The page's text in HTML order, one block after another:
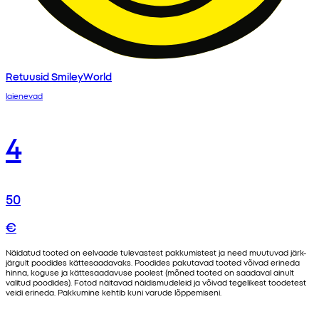
Retuusid SmileyWorld
laienevad
4
50
€
Näidatud tooted on eelvaade tulevastest pakkumistest ja need muutuvad järk-
järgult poodides kättesaadavaks. Poodides pakutavad tooted võivad erineda
hinna, koguse ja kättesaadavuse poolest (mõned tooted on saadaval ainult
valitud poodides). Fotod näitavad näidismudeleid ja võivad tegelikest toodetest
veidi erineda. Pakkumine kehtib kuni varude lõppemiseni.